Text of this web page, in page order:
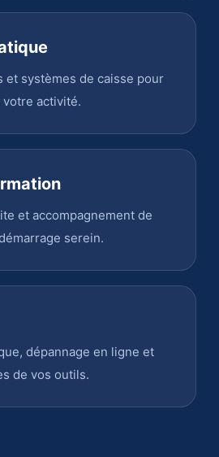
et systèmes de caisse pour
activité.
et accompagnement de
serein.
dépannage en ligne et
de vos outils.